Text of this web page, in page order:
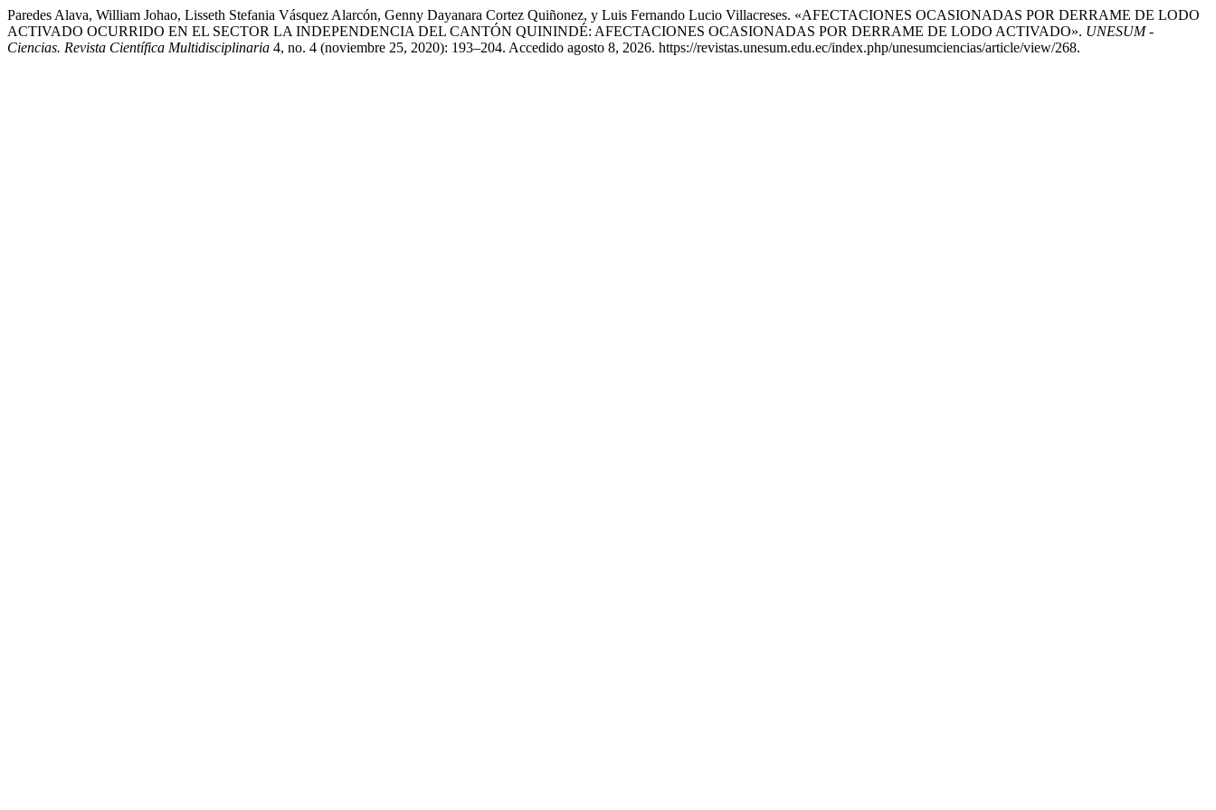
Paredes Alava, William Johao, Lisseth Stefania Vásquez Alarcón, Genny Dayanara Cortez Quiñonez, y Luis Fernando Lucio Villacreses. «AFECTACIONES OCASIONADAS POR DERRAME DE LODO
ACTIVADO OCURRIDO EN EL SECTOR LA INDEPENDENCIA DEL CANTÓN QUININDÉ: AFECTACIONES OCASIONADAS POR DERRAME DE LODO ACTIVADO». UNESUM -
Ciencias. Revista Científica Multidisciplinaria 4, no. 4 (noviembre 25, 2020): 193–204. Accedido agosto 8, 2026. https://revistas.unesum.edu.ec/index.php/unesumciencias/article/view/268.